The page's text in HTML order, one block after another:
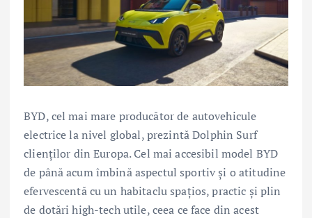
BYD, cel mai mare producător de autovehicule
electrice la nivel global, prezintă Dolphin Surf
clienților din Europa. Cel mai accesibil model BYD
de până acum îmbină aspectul sportiv și o atitudine
efervescentă cu un habitaclu spațios, practic și plin
de dotări high-tech utile, ceea ce face din acest